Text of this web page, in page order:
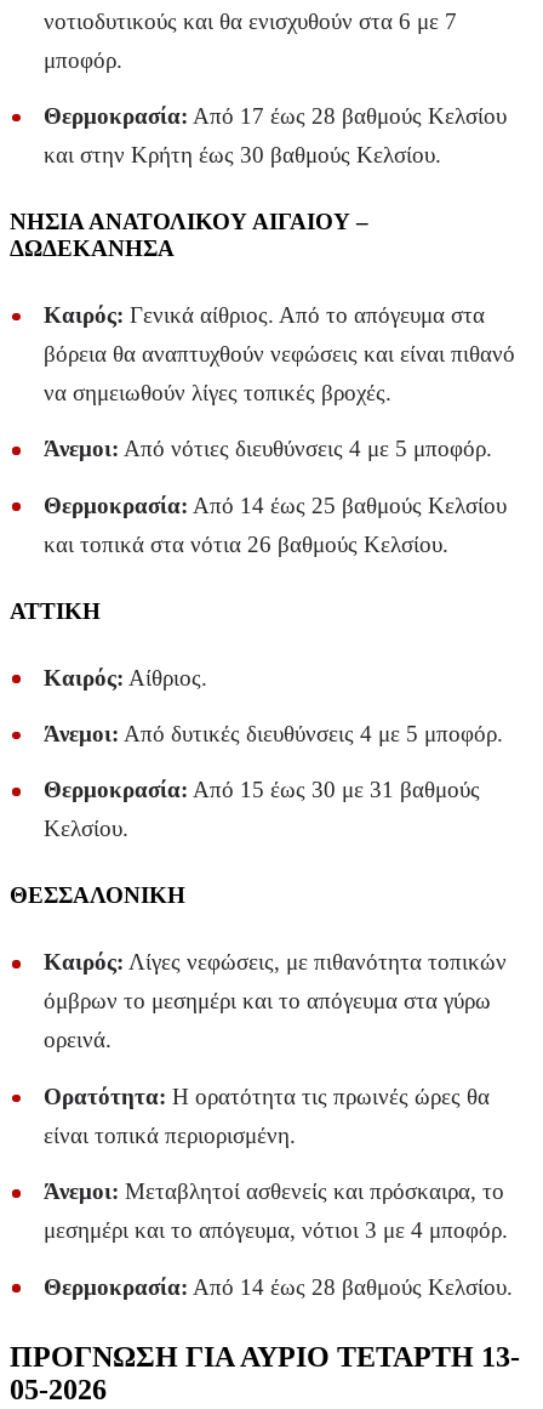
νοτιοδυτικούς και θα ενισχυθούν στα 6 με 7
μποφόρ.
Θερμοκρασία: Από 17 έως 28 βαθμούς Κελσίου
και στην Κρήτη έως 30 βαθμούς Κελσίου.
ΝΗΣΙΑ ΑΝΑΤΟΛΙΚΟΥ ΑΙΓΑΙΟΥ –
ΔΩΔΕΚΑΝΗΣΑ
Καιρός: Γενικά αίθριος. Από το απόγευμα στα
βόρεια θα αναπτυχθούν νεφώσεις και είναι πιθανό
να σημειωθούν λίγες τοπικές βροχές.
Άνεμοι: Από νότιες διευθύνσεις 4 με 5 μποφόρ.
Θερμοκρασία: Από 14 έως 25 βαθμούς Κελσίου
και τοπικά στα νότια 26 βαθμούς Κελσίου.
ΑΤΤΙΚΗ
Καιρός: Αίθριος.
Άνεμοι: Από δυτικές διευθύνσεις 4 με 5 μποφόρ.
Θερμοκρασία: Από 15 έως 30 με 31 βαθμούς
Κελσίου.
ΘΕΣΣΑΛΟΝΙΚΗ
Καιρός: Λίγες νεφώσεις, με πιθανότητα τοπικών
όμβρων το μεσημέρι και το απόγευμα στα γύρω
ορεινά.
Ορατότητα: Η ορατότητα τις πρωινές ώρες θα
είναι τοπικά περιορισμένη.
Άνεμοι: Μεταβλητοί ασθενείς και πρόσκαιρα, το
μεσημέρι και το απόγευμα, νότιοι 3 με 4 μποφόρ.
Θερμοκρασία: Από 14 έως 28 βαθμούς Κελσίου.
ΠΡΟΓΝΩΣΗ ΓΙΑ ΑΥΡΙΟ ΤΕΤΑΡΤΗ 13-
05-2026